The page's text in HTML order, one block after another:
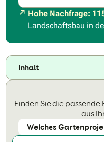
Hohe Nachfrage:
Landschaftsbau in
Inhalt
Finden Sie die
aus
Welches